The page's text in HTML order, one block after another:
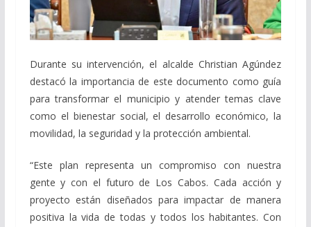
Durante su intervención, el alcalde Christian Agúndez
destacó la importancia de este documento como guía
para transformar el municipio y atender temas clave
como el bienestar social, el desarrollo económico, la
movilidad, la seguridad y la protección ambiental.
“Este plan representa un compromiso con nuestra
gente y con el futuro de Los Cabos. Cada acción y
proyecto están diseñados para impactar de manera
positiva la vida de todas y todos los habitantes. Con